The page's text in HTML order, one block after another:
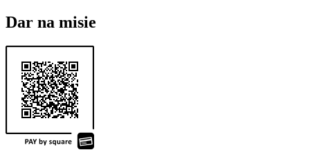
Dar na misie